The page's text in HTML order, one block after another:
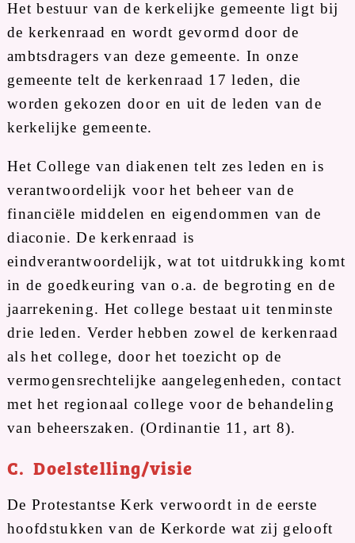
Het bestuur van de kerkelijke gemeente ligt bij
de kerkenraad en wordt gevormd door de
ambtsdragers van deze gemeente. In onze
gemeente telt de kerkenraad 17 leden, die
worden gekozen door en uit de leden van de
kerkelijke gemeente.
Het College van diakenen telt zes leden en is
verantwoordelijk voor het beheer van de
financiële middelen en eigendommen van de
diaconie. De kerkenraad is
eindverantwoordelijk, wat tot uitdrukking komt
in de goedkeuring van o.a. de begroting en de
jaarrekening. Het college bestaat uit tenminste
drie leden. Verder hebben zowel de kerkenraad
als het college, door het toezicht op de
vermogensrechtelijke aangelegenheden, contact
met het regionaal college voor de behandeling
van beheerszaken. (Ordinantie 11, art 8).
C. Doelstelling/visie
De Protestantse Kerk verwoordt in de eerste
hoofdstukken van de Kerkorde wat zij gelooft